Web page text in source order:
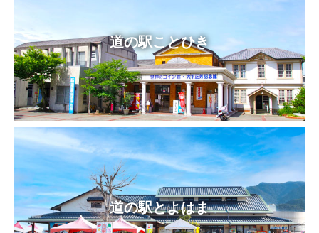
道の駅ことひき
道の駅とよはま